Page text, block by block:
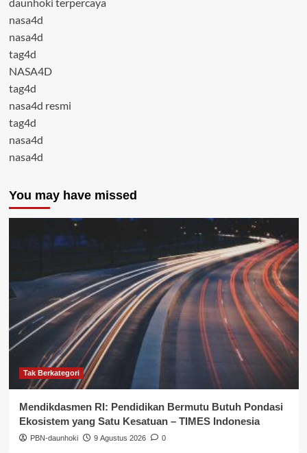
nasa4d
nasa4d
tag4d
NASA4D
tag4d
nasa4d resmi
tag4d
nasa4d
nasa4d
You may have missed
Tak Berkategori
Mendikdasmen RI: Pendidikan Bermutu Butuh Pondasi
Ekosistem yang Satu Kesatuan – TIMES Indonesia
PBN-daunhoki 9 Agustus 2026 0